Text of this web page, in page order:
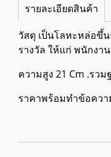
รายละเอียดสินค้า
วัสดุ เป็นโลหะหล่อขึ้
รางวัล ให้แก่ พนักงา
ความสูง 21 Cm .รวม
ราคาพร้อมทำข้อควา